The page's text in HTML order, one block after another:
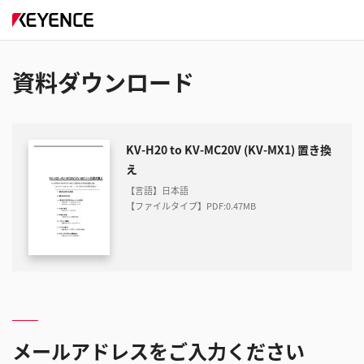
資料ダウンロード
KV-H20 to KV-MC20V (KV-MX1) 置き換
え
【言語】日本語
【ファイルタイプ】PDF:0.47MB
メールアドレスをご入力ください